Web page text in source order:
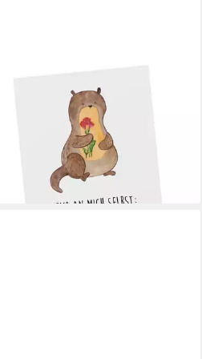
MR. & MRS. PANDA
Postkarte Otter Blumenstrauß,
Postkarte, Weiß, Süß, Achtsamkeit,
Selbstliebe, P, Ansichtskarten
Motivkarte Positiv
lieferbar - in 7-9 Werktagen bei dir